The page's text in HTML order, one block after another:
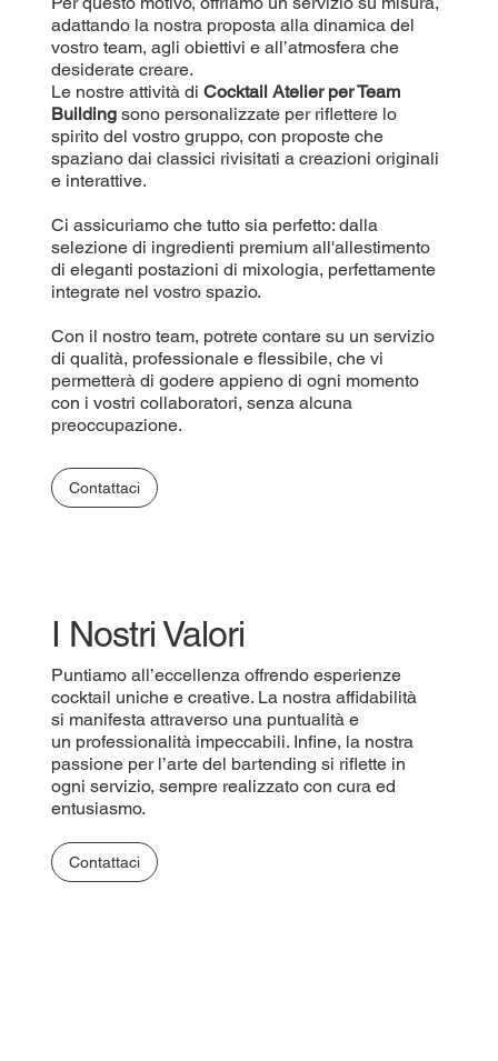
adattando la nostra proposta alla dinamica del
vostro team, agli obiettivi e all’atmosfera che
desiderate creare.
Le nostre attività di Cocktail Atelier per Team
Buildingsono personalizzate per riflettere lo
spirito del vostro gruppo, con proposte che
spaziano dai classici rivisitati a creazioni originali
e interattive.
Ci assicuriamo che tutto sia perfetto: dalla
selezione di ingredienti premium all'allestimento
di eleganti postazioni di mixologia, perfettamente
integrate nel vostro spazio.
Con il nostro team, potrete contare su un servizio
di qualità, professionale e flessibile, che vi
permetterà di godere appieno di ogni momento
con i vostri collaboratori, senza alcuna
preoccupazione.
Contattaci
I Nostri Valori
Puntiamo all’eccellenza offrendo esperienze
cocktail uniche e creative. La nostra affidabilità
si manifesta attraverso una puntualità e
un professionalità impeccabili. Infine, la nostra
passione per l’arte del bartending si riflette in
ogni servizio, sempre realizzato con cura ed
entusiasmo.
Contattaci